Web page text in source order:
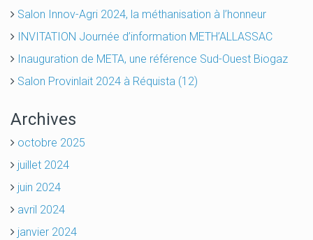
Salon Innov-Agri 2024, la méthanisation à l’honneur
INVITATION Journée d’information METH’ALLASSAC
Inauguration de META, une référence Sud-Ouest Biogaz
Salon Provinlait 2024 à Réquista (12)
Archives
octobre 2025
juillet 2024
juin 2024
avril 2024
janvier 2024